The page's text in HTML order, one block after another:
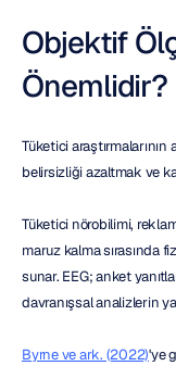
Objektif
Önemlidir?
Tüketici
belirsizliği azaltmak ve
Tüketici nörobilimi,
maruz kalma sırasında
sunar. EEG; anket
davranışsal analizlerin
Byrne ve ark. (2022)'ye